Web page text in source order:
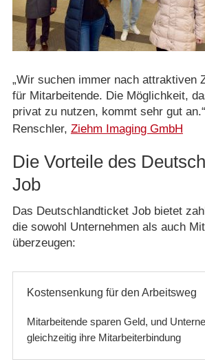
„Wir suchen immer nach attraktiven
für Mitarbeitende. Die Möglichkeit,
privat zu nutzen, kommt sehr gut
Renschler, Ziehm Imaging GmbH
Die Vorteile des
Job
Das Deutschlandticket Job bietet
die sowohl Unternehmen als auch
überzeugen:
Kostensenkung für den Arbeitsweg
Mitarbeitende sparen Geld, und
gleichzeitig ihre Mitarbeiterbindung